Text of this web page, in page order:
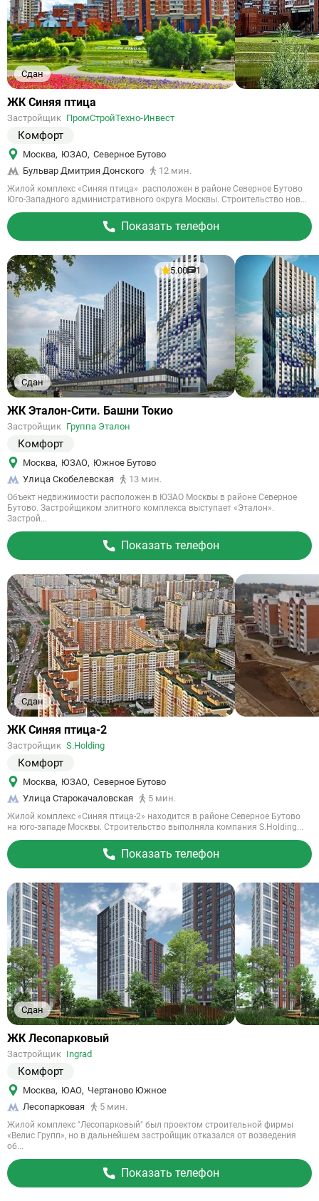
Сдан
Ссылка
объект
ЖК Синяя птица
Застройщик ПромCтройТехно-Инвест
Комфорт
Москва, ЮЗАО, Северное Бутово
Бульвар Дмитрия Донского
12 мин.
Жилой комплекс «Синяя птица» расположен в районе Северное Бутово
Юго-Западного административного округа Москвы. Строительство нов...
Показать телефон
Сдан
5.00 1
Ссылка
объект
ЖК Эталон-Сити. Башни Токио
Застройщик Группа Эталон
Комфорт
Москва, ЮЗАО, Южное Бутово
Улица Скобелевская
13 мин.
Объект недвижимости расположен в ЮЗАО Москвы в районе Северное
Бутово. Застройщиком элитного комплекса выступает «Эталон».
Застрой...
Показать телефон
Сдан
Ссылка
объект
ЖК Синяя птица-2
Застройщик S.Holding
Комфорт
Москва, ЮЗАО, Северное Бутово
Улица Старокачаловская
5 мин.
Жилой комплекс «Синяя птица-2» находится в районе Северное Бутово
на юго-западе Москвы. Строительство выполняла компания S.Holding...
Показать телефон
Сдан
Ссылка
объект
ЖК Лесопарковый
Застройщик Ingrad
Комфорт
Москва, ЮАО, Чертаново Южное
Лесопарковая
5 мин.
Жилой комплекс "Лесопарковый" был проектом строительной фирмы
«Велис Групп», но в дальнейшем застройщик отказался от возведения
об...
Показать телефон